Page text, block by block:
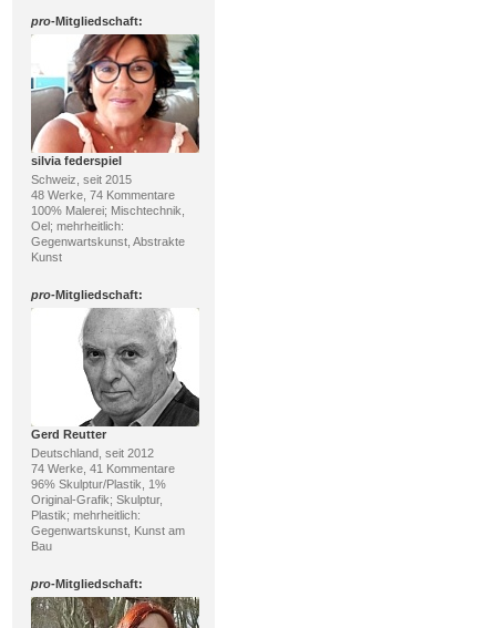
pro-Mitgliedschaft:
silvia federspiel
Schweiz, seit 2015
48 Werke, 74 Kommentare
100% Malerei; Mischtechnik,
Oel; mehrheitlich:
Gegenwartskunst, Abstrakte
Kunst
pro-Mitgliedschaft:
Gerd Reutter
Deutschland, seit 2012
74 Werke, 41 Kommentare
96% Skulptur/Plastik, 1%
Original-Grafik; Skulptur,
Plastik; mehrheitlich:
Gegenwartskunst, Kunst am
Bau
pro-Mitgliedschaft: